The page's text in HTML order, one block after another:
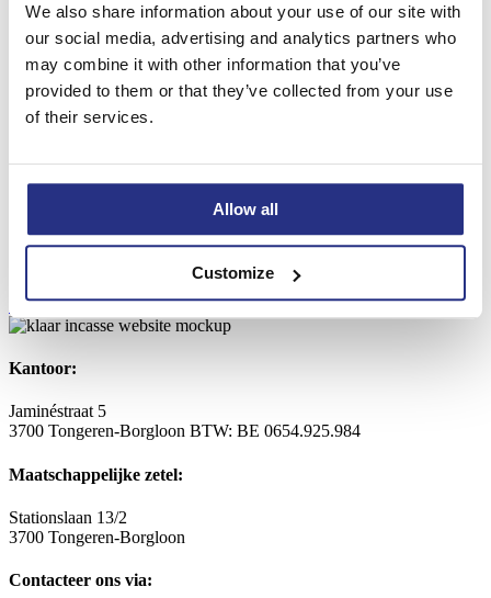
We also share information about your use of our site with
our social media, advertising and analytics partners who
may combine it with other information that you’ve
provided to them or that they’ve collected from your use
of their services.
Allow all
Customize
Volledige betaling ontvangen: € 6.228,22
Doorgestort naar opdrachtgever: € 5.307,81 (btw op
commissie: € 159,74, terugvorderbaar)
Dossier succesvol afgerond binnen 1 dag
Wat is de kans dat je facturen nog betaald worden?
om je openstaande facturen te innen. Doe de test en krijg zicht op je
Doe de test
Kantoor:
Jaminéstraat 5
3700 Tongeren-Borgloon BTW: BE 0654.925.984
Maatschappelijke zetel:
Stationslaan 13/2
3700 Tongeren-Borgloon
Contacteer ons via: